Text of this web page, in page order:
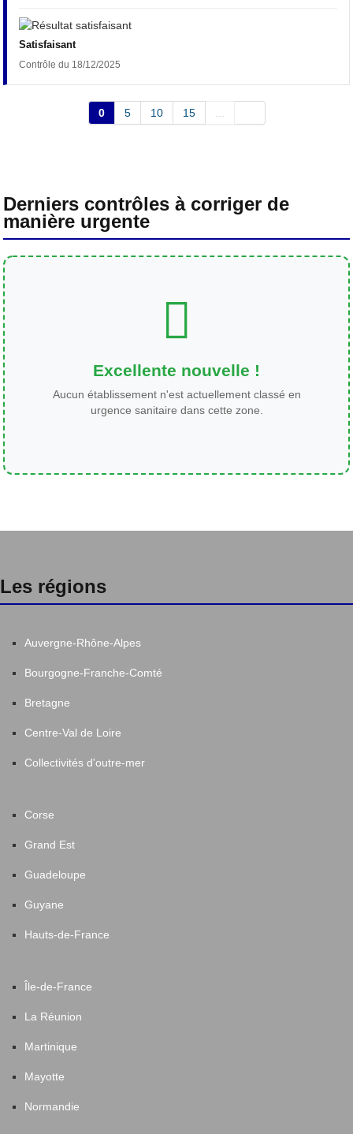
Satisfaisant
Contrôle du 18/12/2025
0 5 10 15 ...
Derniers contrôles à corriger de
manière urgente
Excellente nouvelle !
Aucun établissement n'est actuellement classé en
urgence sanitaire dans cette zone.
Les régions
Auvergne-Rhône-Alpes
Bourgogne-Franche-Comté
Bretagne
Centre-Val de Loire
Collectivités d'outre-mer
Corse
Grand Est
Guadeloupe
Guyane
Hauts-de-France
Île-de-France
La Réunion
Martinique
Mayotte
Normandie